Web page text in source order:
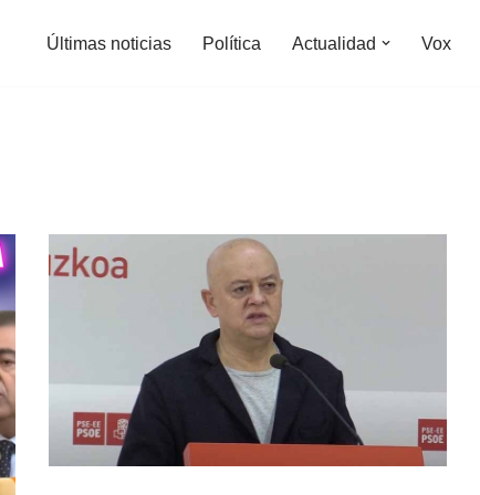
Últimas noticias Política Actualidad Vox